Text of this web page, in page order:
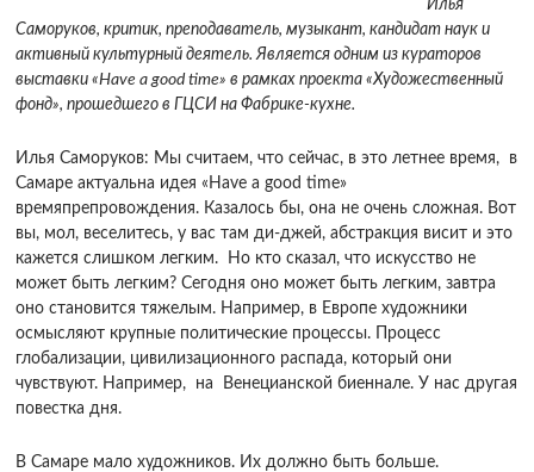
Илья
Саморуков,критик, преподаватель, музыкант, кандидат наук и
активный культурный деятель. Является одним из кураторов
выставки «Haveagoodtime» в рамках проекта «Художественный
фонд», прошедшего в ГЦСИ на Фабрике-кухне.
Илья Саморуков: Мы считаем, что сейчас, в это летнее время, в
Самаре актуальна идея «Have a good time»
времяпрепровождения. Казалось бы, она не очень сложная. Вот
вы, мол, веселитесь, у вас там ди-джей, абстракция висит и это
кажется слишком легким. Но кто сказал, что искусство не
может быть легким? Сегодня оно может быть легким, завтра
оно становится тяжелым. Например, в Европе художники
осмысляют крупные политические процессы. Процесс
глобализации, цивилизационного распада, который они
чувствуют. Например, на Венецианской биеннале. У нас другая
повестка дня.
В Самаре мало художников. Их должно быть больше.